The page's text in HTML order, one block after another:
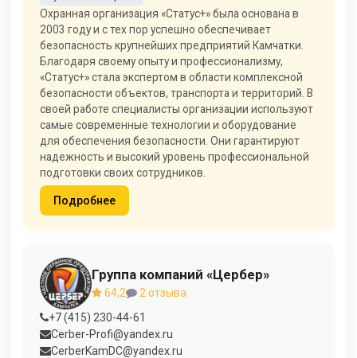
Охранная организация «Статус+» была основана в
2003 году и с тех пор успешно обеспечивает
безопасность крупнейших предприятий Камчатки.
Благодаря своему опыту и профессионализму,
«Статус+» стала экспертом в области комплексной
безопасности объектов, транспорта и территорий. В
своей работе специалисты организации используют
самые современные технологии и оборудование
для обеспечения безопасности. Они гарантируют
надежность и высокий уровень профессиональной
подготовки своих сотрудников.
Подробнее
Группа компаний «Цербер»
64,2
2 отзыва
+7 (415) 230-44-61
Cerber-Profi@yandex.ru
CerberKamDC@yandex.ru